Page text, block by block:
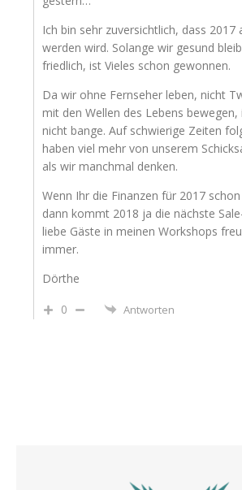
Ich bin sehr zuversichtlich, dass 2017
werden wird. Solange wir gesund
friedlich, ist Vieles schon gewonnen.
Da wir ohne Fernseher leben, nicht
mit den Wellen des Lebens
nicht bange. Auf schwierige Zeiten
haben viel mehr von unserem
als wir manchmal denken.
Wenn Ihr die Finanzen für 2017
dann kommt 2018 ja die nächste
liebe Gäste in meinen Workshops
immer.
Dörthe
0
Antworten